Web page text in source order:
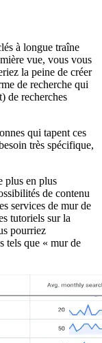
à longue traîne
vue, vous vous
la peine de créer
de recherche qui
de recherches
qui tapent ces
très spécifique,
plus en plus
de contenu
services de mur de
tutoriels sur la
pourriez
tels que « mur de